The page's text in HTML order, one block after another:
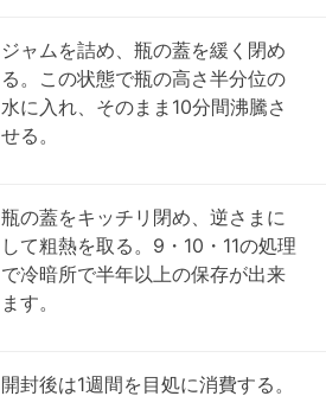
ジャムを詰め、瓶の蓋を緩く閉め
る。この状態で瓶の高さ半分位の
水に入れ、そのまま10分間沸騰さ
せる。
瓶の蓋をキッチリ閉め、逆さまに
して粗熱を取る。9・10・11の処理
で冷暗所で半年以上の保存が出来
ます。
開封後は1週間を目処に消費する。